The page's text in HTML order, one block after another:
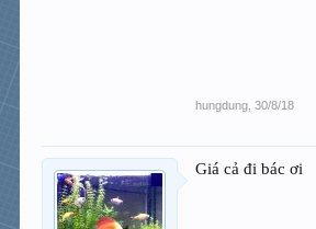
hungdung 30/8/18
Giá cả đi bác ơi